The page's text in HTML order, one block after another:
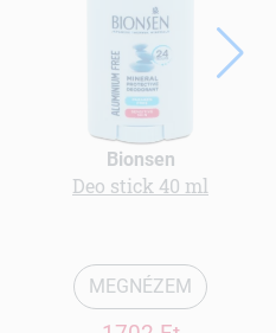
Bionsen
Deo stick 40 ml
MEGNÉZEM